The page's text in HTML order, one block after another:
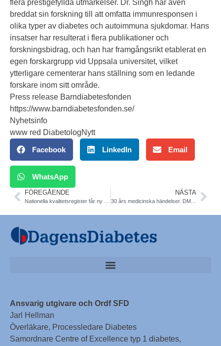
flera prestigefyllda utmärkelser. Dr. Singh har även
breddat sin forskning till att omfatta immunresponsen i
olika typer av diabetes och autoimmuna sjukdomar. Hans
insatser har resulterat i flera publikationer och
forskningsbidrag, och han har framgångsrikt etablerat en
egen forskargrupp vid Uppsala universitet, vilket
ytterligare cementerar hans ställning som en ledande
forskare inom sitt område.
Press release Barndiabetesfonden
https://www.barndiabetesfonden.se/
Nyhetsinfo
www red DiabetologNytt
Facebook LinkedIn Email
WhatsApp
FÖREGÅENDE NÄSTA
30 års medicinska händelser. DM firar 30 år
Ansvarig utgivare och Ordf SFD
Jarl Hellman
Överläkare, Processledare Diabetes
Samordnare Centre of Excellence typ 1 diabetes,